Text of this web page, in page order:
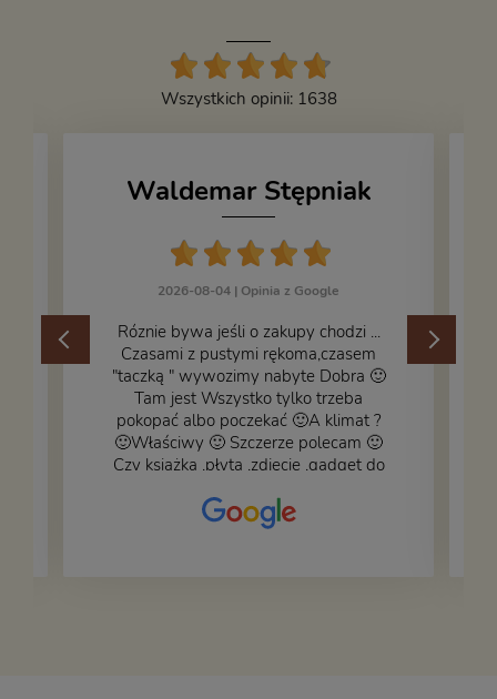
Wszystkich opinii: 1638
Waldemar Stępniak
2026-08-04 | Opinia z Google
Róznie bywa jeśli o zakupy chodzi ...
Czasami z pustymi rękoma,czasem
"taczką " wywozimy nabyte Dobra 🙂
Tam jest Wszystko tylko trzeba
pokopać albo poczekać 🙂A klimat ?
🙂Właściwy 🙂 Szczerze polecam 🙂
Czy książka ,płyta ,zdjęcie ,gadget do
bank 🙂